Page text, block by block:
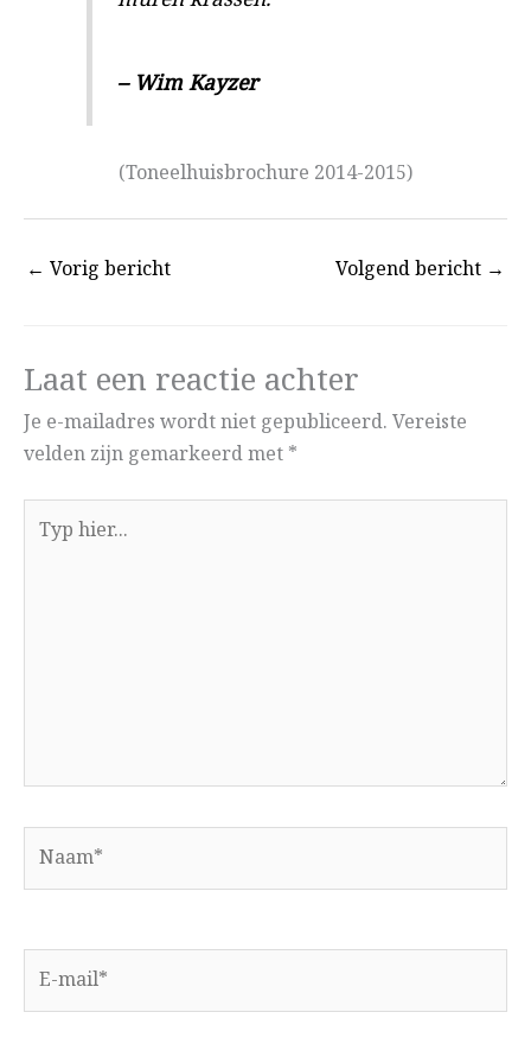
– Wim Kayzer
(Toneelhuisbrochure 2014-2015)
← Vorig bericht Volgend bericht →
Laat een reactie achter
Je e-mailadres wordt niet gepubliceerd. Vereiste
velden zijn gemarkeerd met *
Typ
hier...
Naam*
E-
mail*